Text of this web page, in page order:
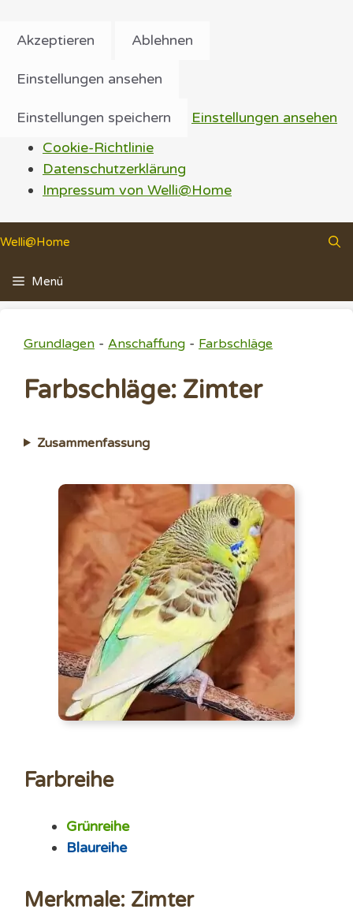
Akzeptieren Ablehnen
Einstellungen ansehen
Einstellungen speichern
Einstellungen ansehen
Cookie-Richtlinie
Datenschutzerklärung
Impressum von Welli@Home
Inhalt
springen
Welli@Home
Menü
Grundlagen - Anschaffung - Farbschläge
Farbschläge: Zimter
Zusammenfassung
Farbreihe
Grünreihe
Blaureihe
Merkmale: Zimter